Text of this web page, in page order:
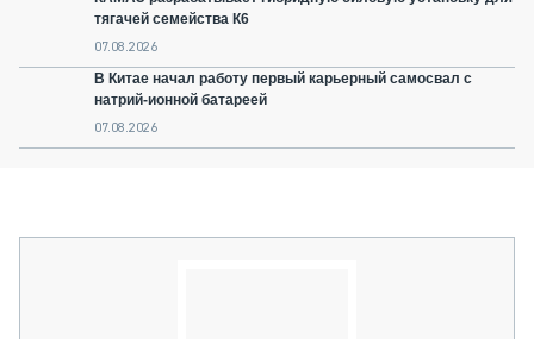
тягачей семейства К6
07.08.2026
В Китае начал работу первый карьерный самосвал с
натрий-ионной батареей
07.08.2026